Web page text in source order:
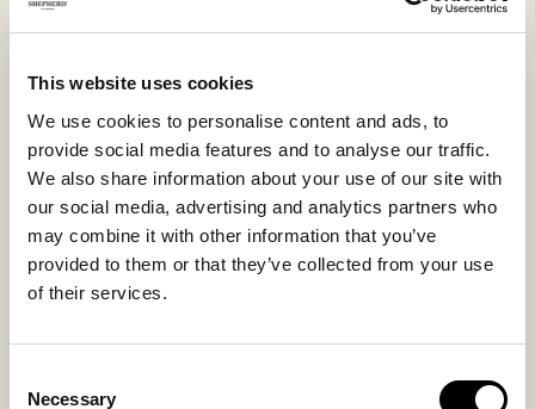
This website uses cookies
We use cookies to personalise content and ads, to
provide social media features and to analyse our traffic.
We also share information about your use of our site with
our social media, advertising and analytics partners who
may combine it with other information that you’ve
provided to them or that they’ve collected from your use
of their services.
Selection
Necessary
Shepherd Lina er en aflang pude, hvor blødt
kortpelsget fåreskind møder en bagside i vævet uld.
bløde og det mere strukturerede og skaber et levende
men harmonisk udtryk.
Med målene 60 x 25 cm bliver Lina et naturligt
supplement i sofaen eller sengen, perfekt som støtte
bag ryggen eller som et stilrent lag foran større puder.
Flere størrelser gør det nemt at kombinere og skabe
en personlig helhed.
giver hver pude et unikt udtryk i både struktur og